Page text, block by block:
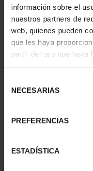
información sobre el
nuestros partners de
web, quienes pueden
que les haya
partir del uso que haya
NECESARIAS
PREFERENCIAS
ESTADÍSTICA
SUSCRIPCIÓN
CAPITALES DE
949,00 €
registrados